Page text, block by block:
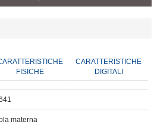
FISICHE
CARATTERISTICHE
DIGITALI
materna